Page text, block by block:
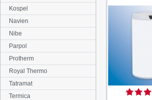
Kospel
Navien
Nibe
Parpol
Protherm
Royal Thermo
Tatramat
Termica